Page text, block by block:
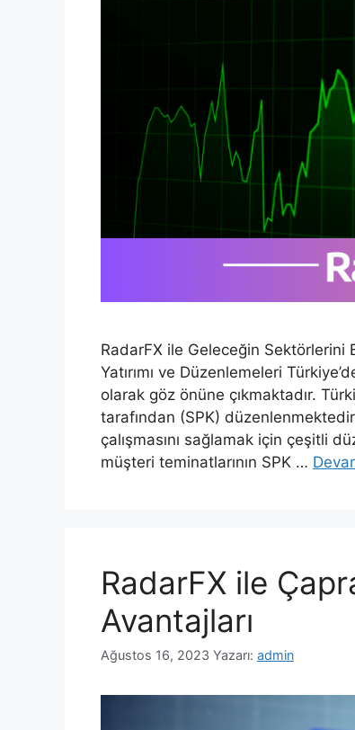
RadarFX ile Geleceğin Sektörlerini
Yatırımı ve Düzenlemeleri
olarak göz önüne çıkmaktadır.
tarafından (SPK)
çalışmasını sağlamak için çeşitli
müşteri teminatlarının SPK …
RadarFX ile
Avantajları
Ağustos 16, 2023 Yazarı: admin